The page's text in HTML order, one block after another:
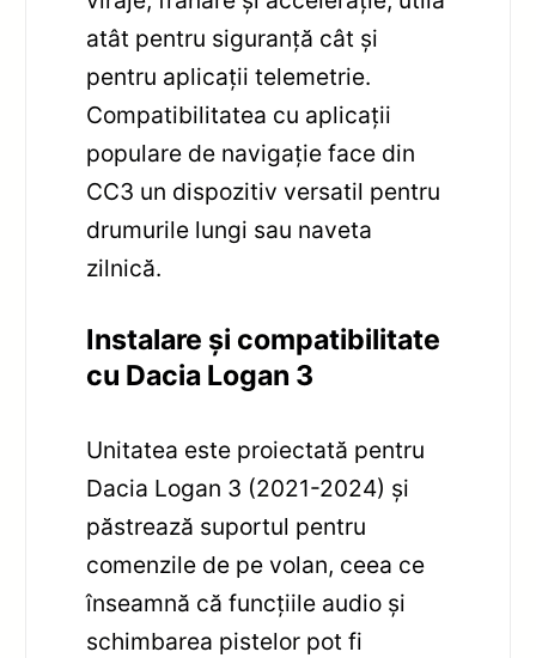
atât pentru siguranță cât și
pentru aplicații telemetrie.
Compatibilitatea cu aplicații
populare de navigație face din
CC3 un dispozitiv versatil pentru
drumurile lungi sau naveta
zilnică.
Instalare și compatibilitate
cu Dacia Logan 3
Unitatea este proiectată pentru
Dacia Logan 3 (2021-2024) și
păstrează suportul pentru
comenzile de pe volan, ceea ce
înseamnă că funcțiile audio și
schimbarea pistelor pot fi